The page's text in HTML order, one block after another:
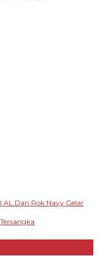
AL Dan Rok Navy Gelar